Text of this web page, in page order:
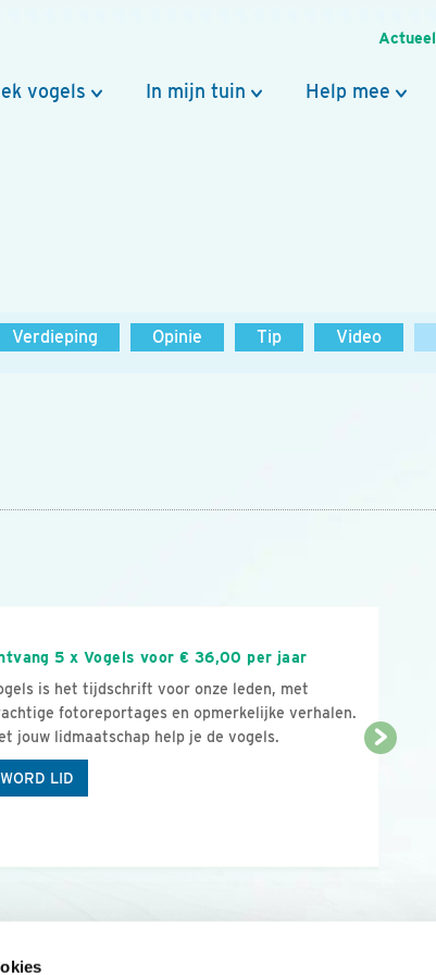
Actueel
vogels In mijn tuin Help mee
Verdieping Opinie Tip Video
5 x Vogels voor € 36,00 per jaar
is het tijdschrift voor onze leden, met
fotoreportages en opmerkelijke verhalen.
jouw lidmaatschap help je de vogels.
WORD LID